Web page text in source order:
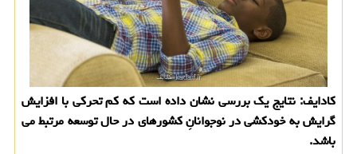
كادایف: نتایج یك بررسی نشان داده است كه كم تحركی با افزایش
گرایش به خودكشی در نوجوانانِ كشورهای در حال توسعه مرتبط می
باشد.